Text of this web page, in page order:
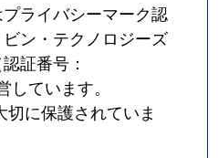
ライバシーマーク認
ン・テクノロジーズ
証番号：
しています。
に保護されていま